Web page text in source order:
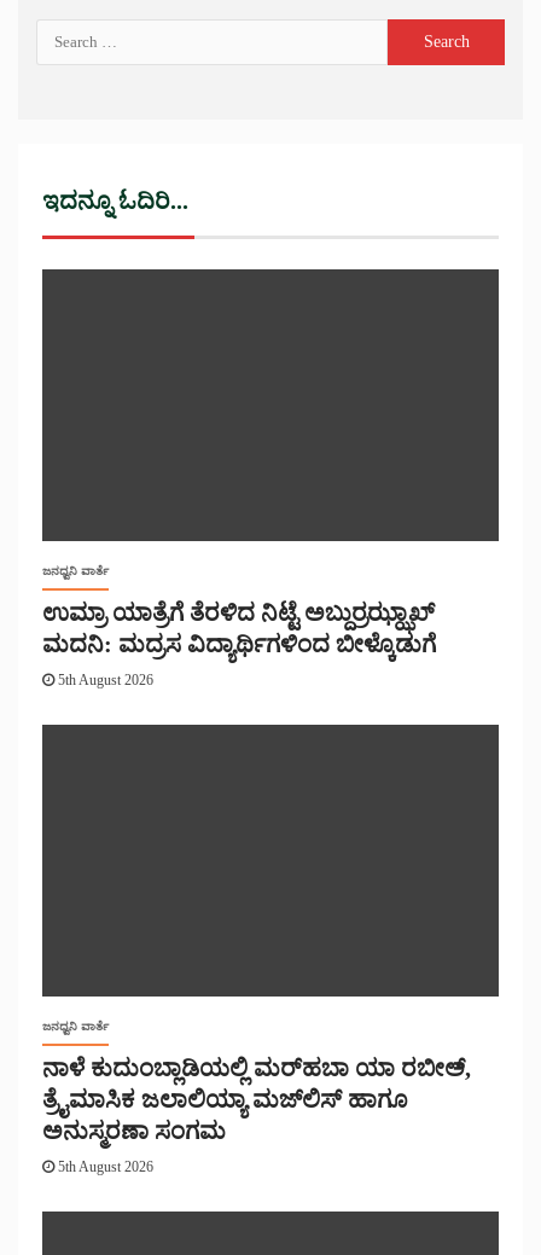
ಇದನ್ನೂ ಓದಿರಿ...
ಜನಧ್ವನಿ ವಾರ್ತೆ
ಉಮ್ರಾ ಯಾತ್ರೆಗೆ ತೆರಳಿದ ನಿಟ್ಟೆ ಅಬ್ದುರ್ರಝ್ಝಾಖ್
ಮದನಿ: ಮದ್ರಸ ವಿದ್ಯಾರ್ಥಿಗಳಿಂದ ಬೀಳ್ಕೊಡುಗೆ
5th August 2026
ಜನಧ್ವನಿ ವಾರ್ತೆ
ನಾಳೆ ಕುದುಂಬ್ಲಾಡಿಯಲ್ಲಿ ಮರ್‌‌ಹಬಾ ಯಾ ರಬೀಅ್,
ತ್ರೈಮಾಸಿಕ ಜಲಾಲಿಯ್ಯಾ ಮಜ್‌‌ಲಿಸ್‌‌ ಹಾಗೂ
ಅನುಸ್ಮರಣಾ ಸಂಗಮ
5th August 2026